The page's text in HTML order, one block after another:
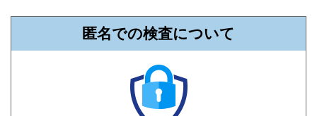
匿名での検査について